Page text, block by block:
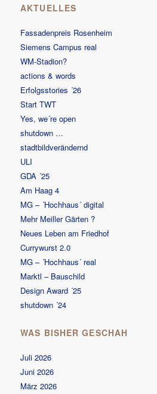
AKTUELLES
Fassadenpreis Rosenheim
Siemens Campus real
WM-Stadion?
actions & words
Erfolgsstories ´26
Start TWT
Yes, we´re open
shutdown …
stadtbildverändernd
ULI
GDA ´25
Am Haag 4
MG – ´Hochhaus´ digital
Mehr Meiller Gärten ?
Neues Leben am Friedhof
Currywurst 2.0
MG – ´Hochhaus´ real
Marktl – Bauschild
Design Award ´25
shutdown ´24
WAS BISHER GESCHAH
Juli 2026
Juni 2026
März 2026